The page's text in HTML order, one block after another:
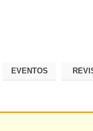
EVENTOS